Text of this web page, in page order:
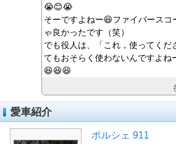
😭😊😭
そーですよねー😆ファイバースコ
ゃ良かったです（笑）
でも役人は、「これ，使ってくだ
てもおそらく使わないんですよね
😆😆😆
愛車紹介
ポルシェ 911